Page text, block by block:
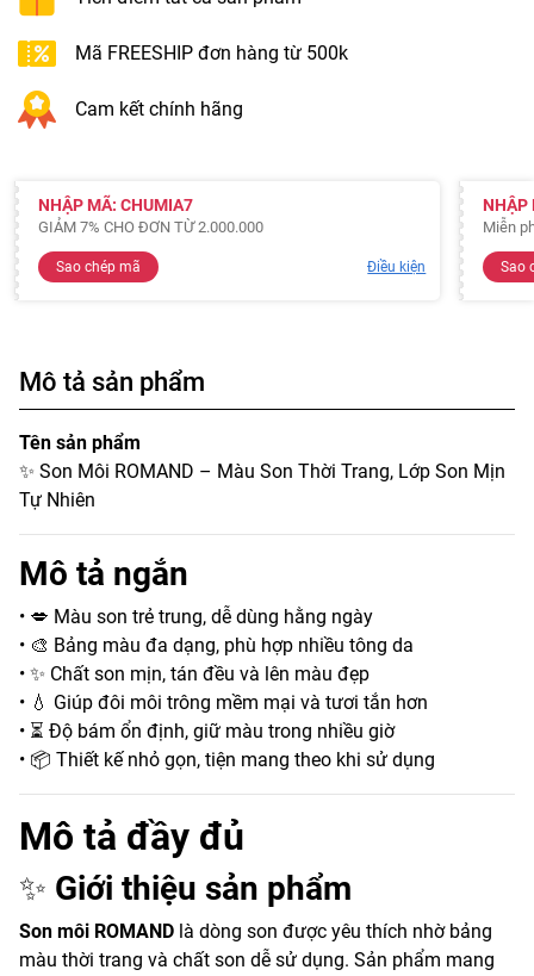
Mã FREESHIP đơn hàng từ 500k
Cam kết chính hãng
NHẬP MÃ: CHUMIA7
GIẢM 7% CHO ĐƠN TỪ 2.000.000
Sao chép mã Điều kiện
NHẬP
Miễn
Sao
Mô tả sản phẩm
Tên sản phẩm
✨ Son Môi ROMAND – Màu Son Thời Trang, Lớp Son Mịn
Tự Nhiên
Mô tả ngắn
• 💋 Màu son trẻ trung, dễ dùng hằng ngày
• 🎨 Bảng màu đa dạng, phù hợp nhiều tông da
• ✨ Chất son mịn, tán đều và lên màu đẹp
• 💧 Giúp đôi môi trông mềm mại và tươi tắn hơn
• ⏳ Độ bám ổn định, giữ màu trong nhiều giờ
• 📦 Thiết kế nhỏ gọn, tiện mang theo khi sử dụng
Mô tả đầy đủ
✨ Giới thiệu sản phẩm
Son môi ROMAND là dòng son được yêu thích nhờ bảng
màu thời trang và chất son dễ sử dụng. Sản phẩm mang